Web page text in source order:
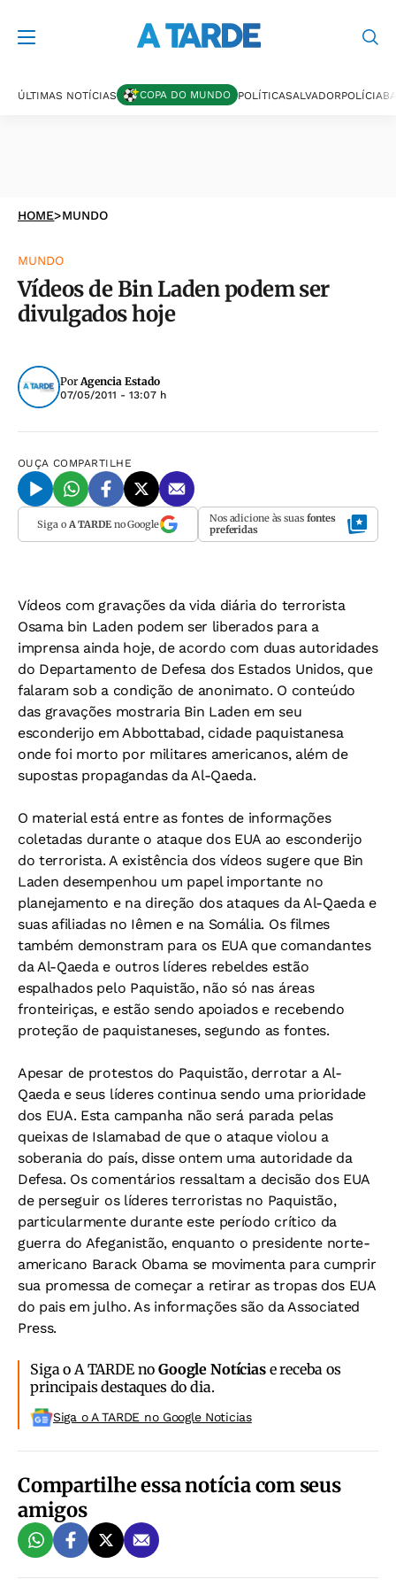
ÚLTIMAS NOTÍCIAS COPA DO MUNDO POLÍTICASALVADORPOLÍCIA
HOME>MUNDO
MUNDO
Vídeos de Bin Laden podem ser
divulgados hoje
PorAgencia Estado
07/05/2011 - 13:07 h
OUÇA COMPARTILHE
Siga o A TARDEno Google Nos adicione às suas fontes
preferidas
Vídeos com gravações da vida diária do terrorista
Osama bin Laden podem ser liberados para a
imprensa ainda hoje, de acordo com duas autoridades
do Departamento de Defesa dos Estados Unidos, que
falaram sob a condição de anonimato. O conteúdo
das gravações mostraria Bin Laden em seu
esconderijo em Abbottabad, cidade paquistanesa
onde foi morto por militares americanos, além de
supostas propagandas da Al-Qaeda.
O material está entre as fontes de informações
coletadas durante o ataque dos EUA ao esconderijo
do terrorista. A existência dos vídeos sugere que Bin
Laden desempenhou um papel importante no
planejamento e na direção dos ataques da Al-Qaeda e
suas afiliadas no Iêmen e na Somália. Os filmes
também demonstram para os EUA que comandantes
da Al-Qaeda e outros líderes rebeldes estão
espalhados pelo Paquistão, não só nas áreas
fronteiriças, e estão sendo apoiados e recebendo
proteção de paquistaneses, segundo as fontes.
Apesar de protestos do Paquistão, derrotar a Al-
Qaeda e seus líderes continua sendo uma prioridade
dos EUA. Esta campanha não será parada pelas
queixas de Islamabad de que o ataque violou a
soberania do país, disse ontem uma autoridade da
Defesa. Os comentários ressaltam a decisão dos EUA
de perseguir os líderes terroristas no Paquistão,
particularmente durante este período crítico da
guerra do Afeganistão, enquanto o presidente norte-
americano Barack Obama se movimenta para cumprir
sua promessa de começar a retirar as tropas dos EUA
do pais em julho. As informações são da Associated
Press.
Siga o A TARDE noGoogle Notíciase receba os
principais destaques do dia.
Siga o A TARDE no Google Noticias
Compartilhe essa notícia com seus
amigos